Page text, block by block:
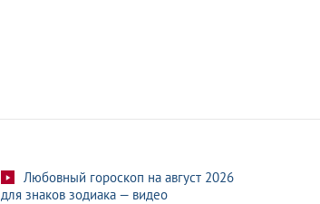
Любовный гороскоп на август 2026
для знаков зодиака — видео